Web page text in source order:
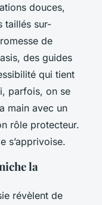
douces,
taillés sur-
de
des guides
qui tient
parfois, on se
main avec un
rôle protecteur.
s’apprivoise.
la
révèlent de